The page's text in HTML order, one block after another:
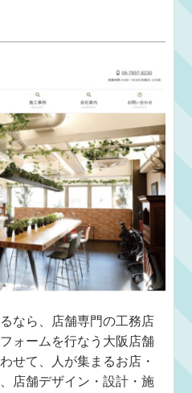
なら、店舗専門の工務店
ォームを行なう大阪店舗
せて、人が集まるお店・
店舗デザイン・設計・施